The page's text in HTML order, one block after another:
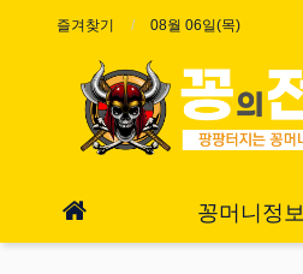
즐겨찾기 08월 06일(목)
꽁머니정보